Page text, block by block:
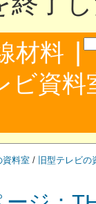
材料 |
ビ資料
資料室 / 旧型テレビの